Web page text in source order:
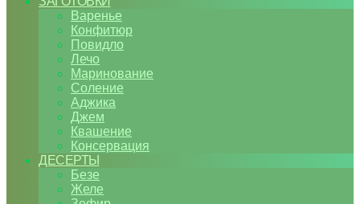
Варенье
Конфитюр
Повидло
Лечо
Маринование
Соление
Аджика
Джем
Квашение
Консервация
ДЕСЕРТЫ
Безе
Желе